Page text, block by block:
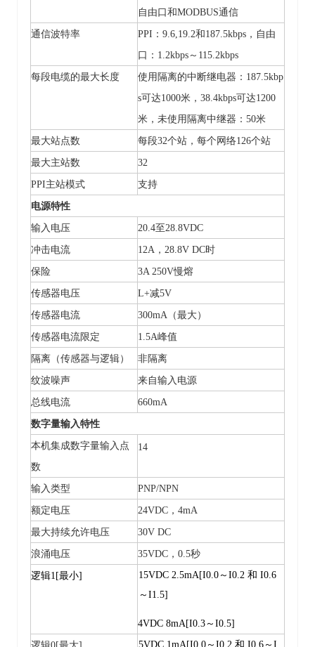
自由口和MODBUS通信
通信波特率 PPI：9.6,19.2和187.5kbps， 自由
口： 1.2kbps～115.2kbps
每段电缆的最大长度 使用隔离的中断继电器： 187.5kbp
s可达1000米，38.4kbps可达1200
米，未使用隔离中继器：50米
最大站点数 每段32个站，每个网络126个站
最大主站数 32
PPI主站模式 支持
电源特性
输入电压 20.4至28.8VDC
冲击电流 12A，28.8V DC时
保险 3A 250V慢熔
传感器电压 L+减5V
传感器电流 300mA（最大）
传感器电流限定 1.5A峰值
隔离（传感器与逻辑） 非隔离
纹波噪声 来自输入电源
总线电流 660mA
数字量输入特性
本机集成数字量输入点
数
14
输入类型 PNP/NPN
额定电压 24VDC，4mA
最大持续允许电压 30V DC
浪涌电压 35VDC，0.5秒
逻辑1[最小]
15VDC 2.5mA[I0.0～I0.2 和 I0.6
～I1.5]
4VDC 8mA[I0.3～I0.5]
5VDC 1mA[I0.0～I0.2 和 I0.6～I